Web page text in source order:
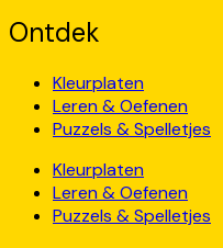
Ontdek
Kleurplaten
Leren & Oefenen
Puzzels & Spelletjes
Kleurplaten
Leren & Oefenen
Puzzels & Spelletjes